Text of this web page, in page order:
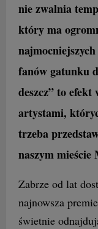
nie zwalnia
który ma
fanów gatunku
deszcz” to
artystami,
trzeba
naszym mieście
Zabrze od lat
najnowsza
świetnie